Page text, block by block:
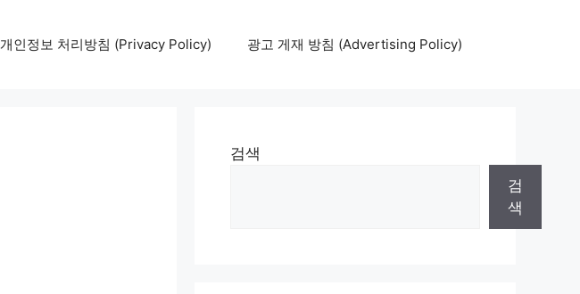
개인정보 처리방침 (Privacy Policy) 광고 게재 방침 (Advertising Policy)
검색
검
색